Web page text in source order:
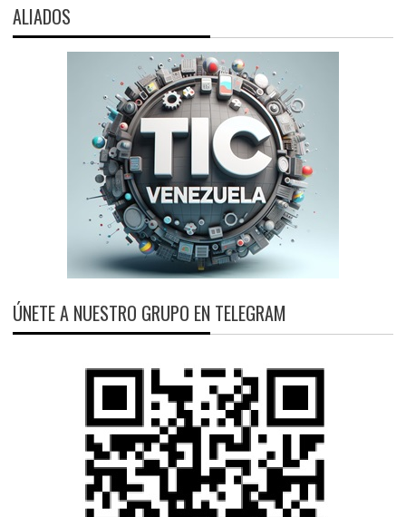
ALIADOS
ÚNETE A NUESTRO GRUPO EN TELEGRAM